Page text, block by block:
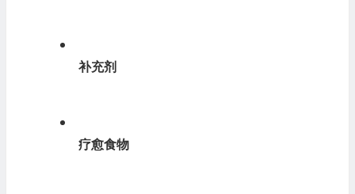
补充剂
疗愈食物